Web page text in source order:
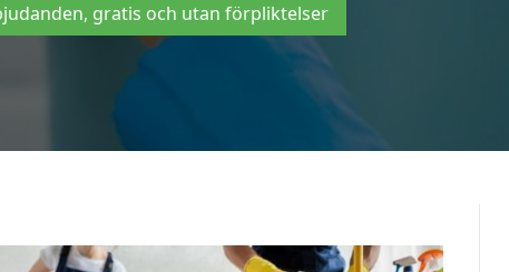
gratis och utan förpliktelser